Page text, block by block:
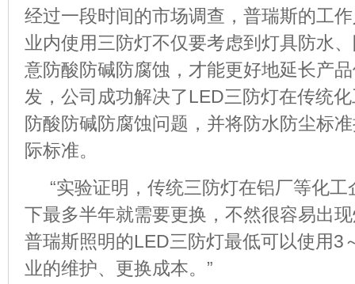
经过一段时间的市场调查，普瑞斯的工
业内使用三防灯不仅要考虑到灯具防水
意防酸防碱防腐蚀，才能更好地延长产
发，公司成功解决了LED三防灯在传统
防酸防碱防腐蚀问题，并将防水防尘标
际标准。
“实验证明，传统三防灯在铝厂等化
下最多半年就需要更换，不然很容易出
普瑞斯照明的LED三防灯最低可以使用3
业的维护、更换成本。”